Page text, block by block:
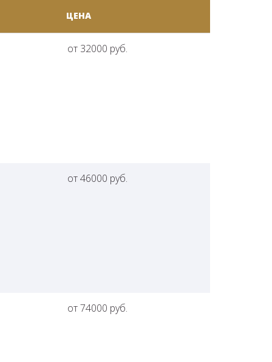
ЦЕНА
от 32000 руб.
от 46000 руб.
от 74000 руб.